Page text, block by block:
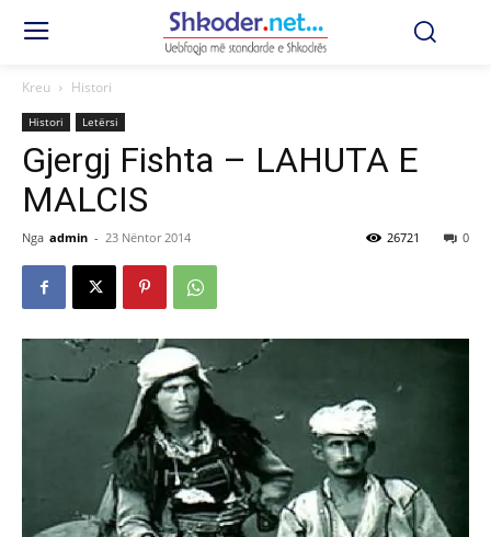
Kreu Histori
Histori Letërsi
Gjergj Fishta – LAHUTA E
MALCIS
Nga admin - 23 Nëntor 2014 0
26721